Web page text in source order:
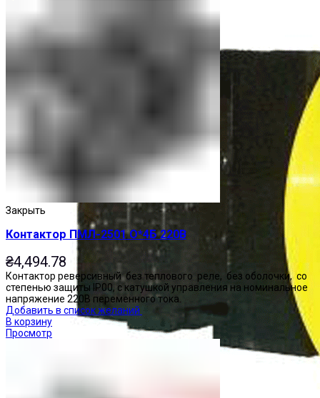
Закрыть
Контактор ПМЛ-2501 О*4Б 220В
₴4,494.78
Контактор реверсивный без теплового реле, без оболочки, со
степенью защиты IP00, с катушкой управления на номинальное
напряжение 220В переменного тока.
Добавить в список желаний
В корзину
Просмотр